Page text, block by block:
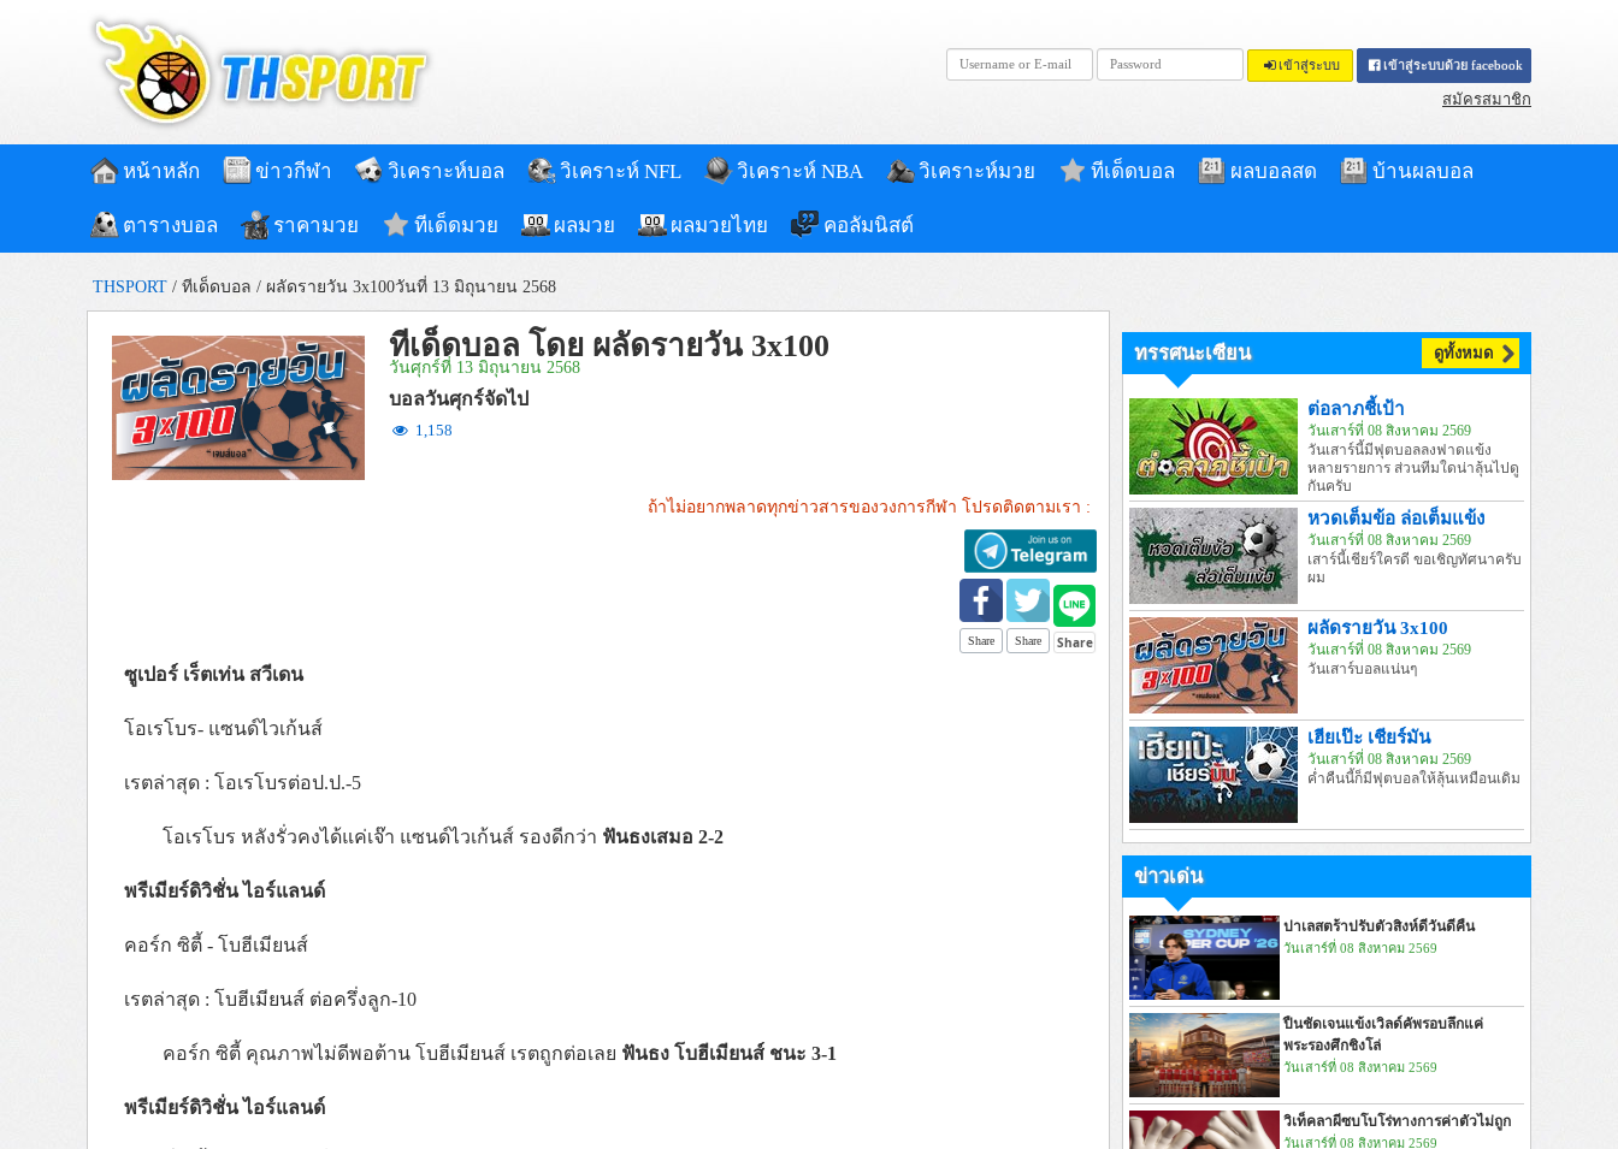
เข้าสู่ระบบ เข้าสู่ระบบด้วย facebook
สมัครสมาชิก
หน้าหลัก ข่าวกีฬา วิเคราะห์บอล วิเคราะห์ NFL วิเคราะห์ NBA วิเคราะห์มวย ทีเด็ดบอล ผลบอลสด บ้านผลบอล
ตารางบอล ราคามวย ทีเด็ดมวย ผลมวย ผลมวยไทย คอลัมนิสต์
THSPORT / ทีเด็ดบอล / ผลัดรายวัน 3x100วันที่ 13 มิถุนายน 2568
ทีเด็ดบอล โดย ผลัดรายวัน 3x100
วันศุกร์ที่ 13 มิถุนายน 2568
บอลวันศุกร์จัดไป
1,158
ถ้าไม่อยากพลาดทุกข่าวสารของวงการกีฬา โปรดติดตามเรา :
Share Share
ซูเปอร์ เร็ตเท่น สวีเดน
โอเรโบร- แซนด์ไวเก้นส์
เรตล่าสุด : โอเรโบรต่อป.ป.-5
โอเรโบร หลังรั่วคงได้แค่เจ๊า แซนด์ไวเก้นส์ รองดีกว่า ฟันธงเสมอ 2-2
พรีเมียร์ดิวิชั่น ไอร์แลนด์
คอร์ก ซิตี้ - โบฮีเมียนส์
เรตล่าสุด : โบฮีเมียนส์ ต่อครึ่งลูก-10
คอร์ก ซิตี้ คุณภาพไม่ดีพอต้าน โบฮีเมียนส์ เรตถูกต่อเลย ฟันธง โบฮีเมียนส์ ชนะ 3-1
พรีเมียร์ดิวิชั่น ไอร์แลนด์
ทรรศนะเซียน ดูทั้งหมด
ต่อลาภชี้เป้า
วันเสาร์ที่ 08 สิงหาคม 2569
วันเสาร์นี้มีฟุตบอลลงฟาดแข้ง
หลายรายการ ส่วนทีมใดน่าลุ้นไปดู
กันครับ
หวดเต็มข้อ ล่อเต็มแข้ง
วันเสาร์ที่ 08 สิงหาคม 2569
เสาร์นี้เชียร์ใครดี ขอเชิญทัศนาครับ
ผม
ผลัดรายวัน 3x100
วันเสาร์ที่ 08 สิงหาคม 2569
วันเสาร์บอลแน่นๆ
เฮียเป๊ะ เชียร์มัน
วันเสาร์ที่ 08 สิงหาคม 2569
ค่ำคืนนี้ก็มีฟุตบอลให้ลุ้นเหมือนเดิม
ข่าวเด่น
ปาเลสตร้าปรับตัวสิงห์ดีวันดีคืน
วันเสาร์ที่ 08 สิงหาคม 2569
ปืนชัดเจนแข้งเวิลด์คัพรอบลึกแค่
พระรองศึกชิงโล่
วันเสาร์ที่ 08 สิงหาคม 2569
วิเท็คลาผีซบโบโร่ทางการค่าตัวไม่ถูก
วันเสาร์ที่ 08 สิงหาคม 2569